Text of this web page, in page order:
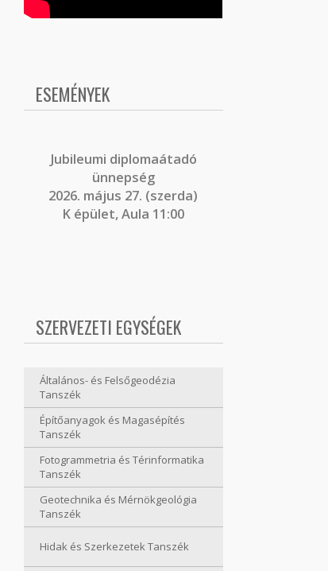
ESEMÉNYEK
Jubileumi diplomaátadó
ünnepség
2026. május 27. (szerda)
K épület, Aula 11:00
SZERVEZETI EGYSÉGEK
Általános- és Felsőgeodézia
Tanszék
Építőanyagok és Magasépítés
Tanszék
Fotogrammetria és Térinformatika
Tanszék
Geotechnika és Mérnökgeológia
Tanszék
Hidak és Szerkezetek Tanszék